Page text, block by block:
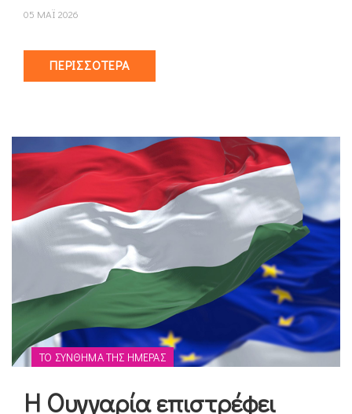
05 ΜΑΪ 2026
ΠΕΡΙΣΣΌΤΕΡΑ
ΤΟ ΣΎΝΘΗΜΑ ΤΗΣ ΗΜΈΡΑΣ
Η Ουγγαρία επιστρέφει